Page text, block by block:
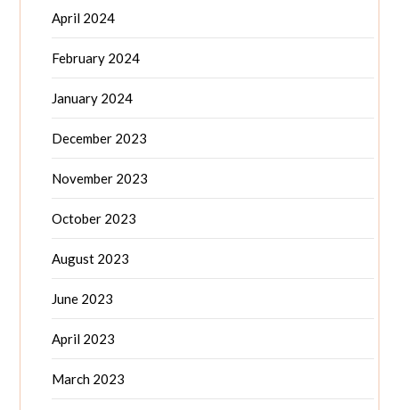
April 2024
February 2024
January 2024
December 2023
November 2023
October 2023
August 2023
June 2023
April 2023
March 2023